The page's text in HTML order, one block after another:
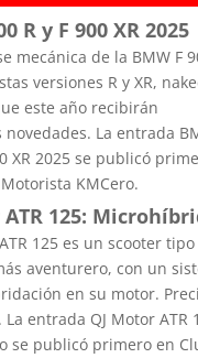
R y F 900 XR 2025
mecánica de la BMW F
versiones R y XR,
este año recibirán
La entrada
XR 2025 se publicó
KMCero.
ATR 125:
125 es un scooter tipo
aventurero, con un
en su motor.
entrada QJ Motor ATR
se publicó primero en